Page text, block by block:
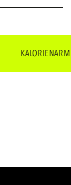
KALORIENARM